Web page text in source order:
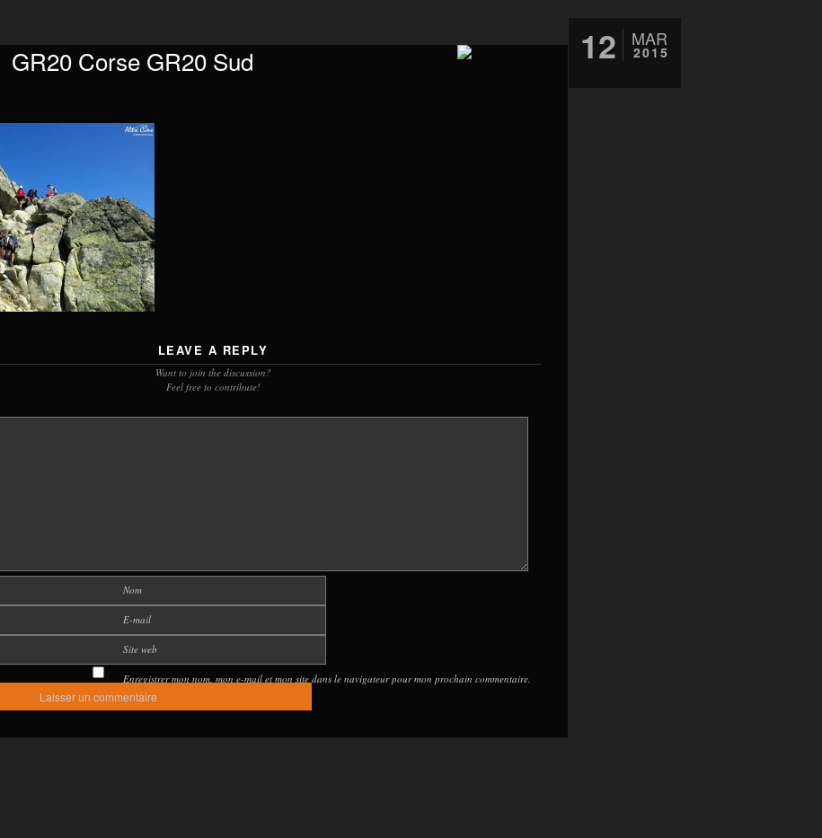
GR20 Corse GR20 Sud 12 MAR
2015
LEAVE A REPLY
Want to join the discussion?
Feel free to contribute!
Nom
E-mail
Site web
Enregistrer mon nom, mon e-mail et mon site dans le navigateur pour mon prochain commentaire.